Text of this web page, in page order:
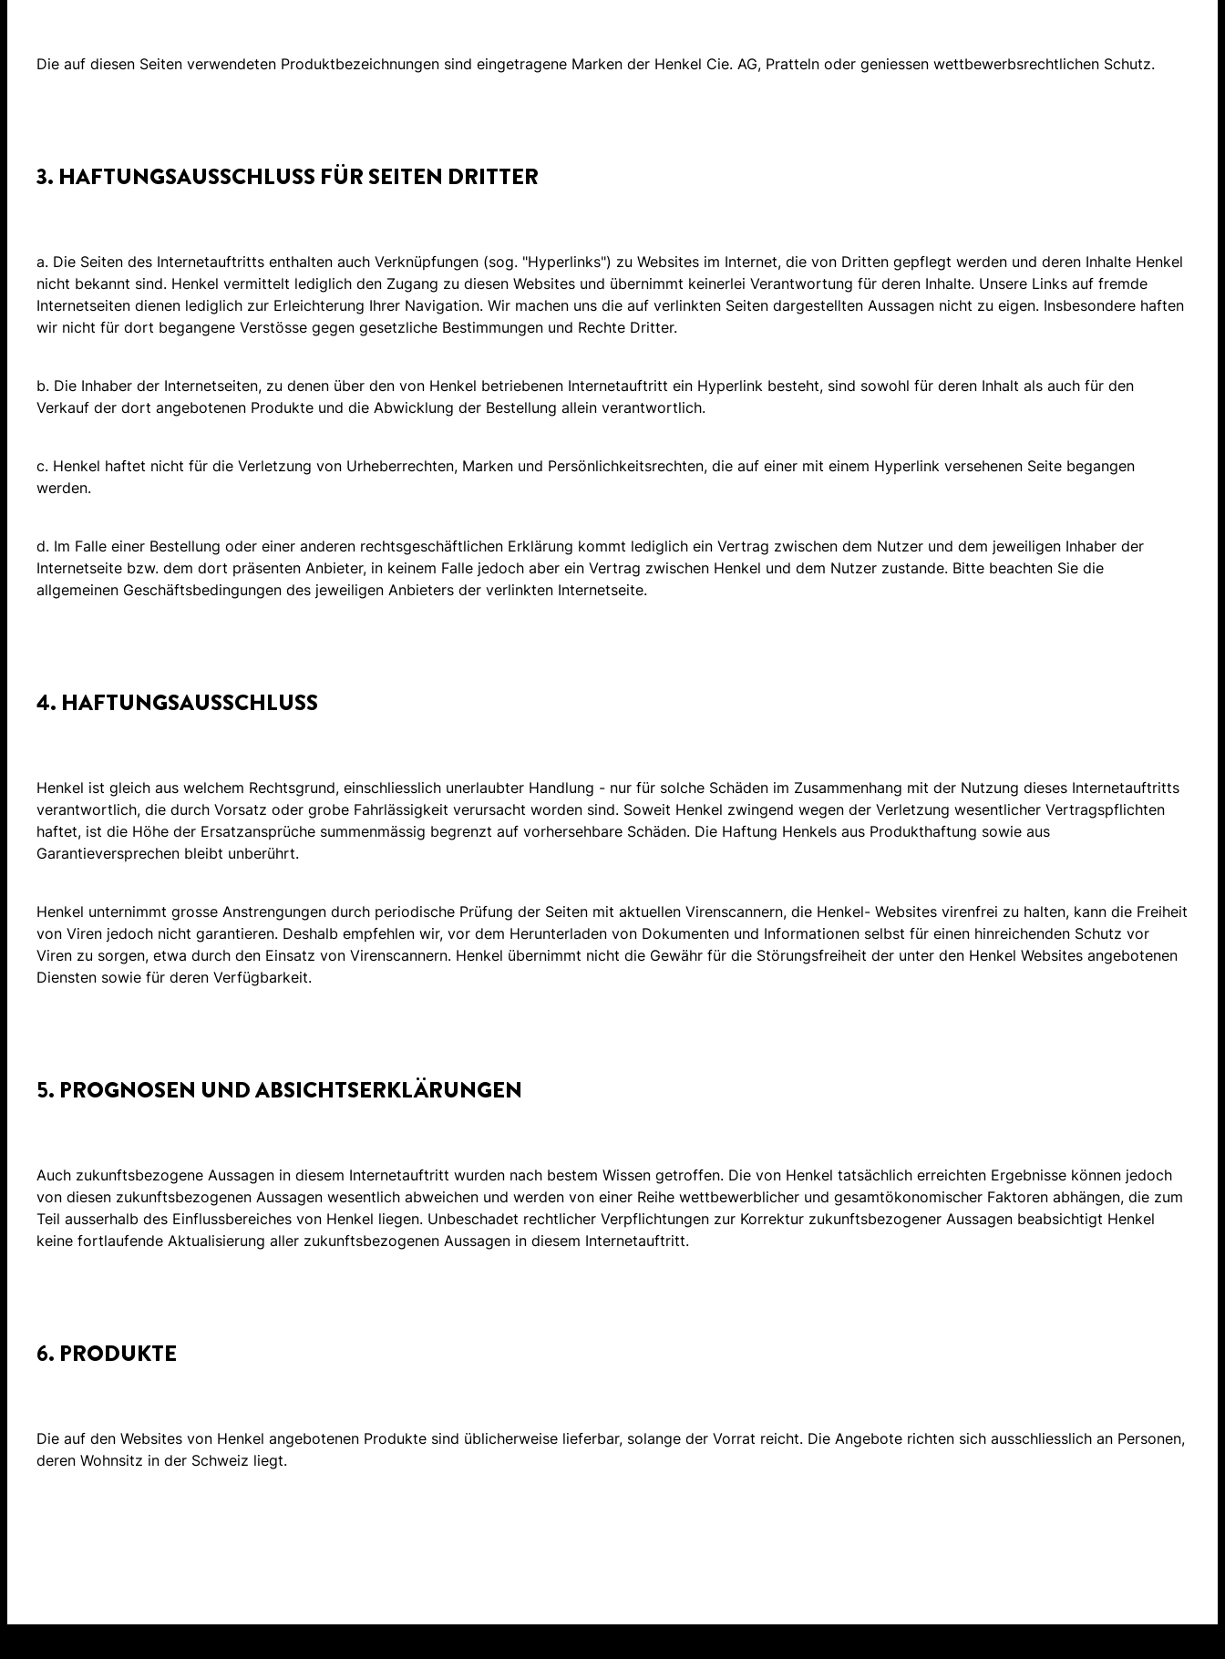
Die auf diesen Seiten verwendeten Produktbezeichnungen sind eingetragene Marken der Henkel Cie. AG, Pratteln oder geniessen wettbewerbsrechtlichen Schutz.
3. HAFTUNGSAUSSCHLUSS FÜR SEITEN DRITTER
a. Die Seiten des Internetauftritts enthalten auch Verknüpfungen (sog. "Hyperlinks") zu Websites im Internet, die von Dritten gepflegt werden und deren Inhalte Henkel
nicht bekannt sind. Henkel vermittelt lediglich den Zugang zu diesen Websites und übernimmt keinerlei Verantwortung für deren Inhalte. Unsere Links auf fremde
Internetseiten dienen lediglich zur Erleichterung Ihrer Navigation. Wir machen uns die auf verlinkten Seiten dargestellten Aussagen nicht zu eigen. Insbesondere haften
wir nicht für dort begangene Verstösse gegen gesetzliche Bestimmungen und Rechte Dritter.
b. Die Inhaber der Internetseiten, zu denen über den von Henkel betriebenen Internetauftritt ein Hyperlink besteht, sind sowohl für deren Inhalt als auch für den
Verkauf der dort angebotenen Produkte und die Abwicklung der Bestellung allein verantwortlich.
c. Henkel haftet nicht für die Verletzung von Urheberrechten, Marken und Persönlichkeitsrechten, die auf einer mit einem Hyperlink versehenen Seite begangen
werden.
d. Im Falle einer Bestellung oder einer anderen rechtsgeschäftlichen Erklärung kommt lediglich ein Vertrag zwischen dem Nutzer und dem jeweiligen Inhaber der
Internetseite bzw. dem dort präsenten Anbieter, in keinem Falle jedoch aber ein Vertrag zwischen Henkel und dem Nutzer zustande. Bitte beachten Sie die
allgemeinen Geschäftsbedingungen des jeweiligen Anbieters der verlinkten Internetseite.
4. HAFTUNGSAUSSCHLUSS
Henkel ist gleich aus welchem Rechtsgrund, einschliesslich unerlaubter Handlung - nur für solche Schäden im Zusammenhang mit der Nutzung dieses Internetauftritts
verantwortlich, die durch Vorsatz oder grobe Fahrlässigkeit verursacht worden sind. Soweit Henkel zwingend wegen der Verletzung wesentlicher Vertragspflichten
haftet, ist die Höhe der Ersatzansprüche summenmässig begrenzt auf vorhersehbare Schäden. Die Haftung Henkels aus Produkthaftung sowie aus
Garantieversprechen bleibt unberührt.
Henkel unternimmt grosse Anstrengungen durch periodische Prüfung der Seiten mit aktuellen Virenscannern, die Henkel- Websites virenfrei zu halten, kann die Freiheit
von Viren jedoch nicht garantieren. Deshalb empfehlen wir, vor dem Herunterladen von Dokumenten und Informationen selbst für einen hinreichenden Schutz vor
Viren zu sorgen, etwa durch den Einsatz von Virenscannern. Henkel übernimmt nicht die Gewähr für die Störungsfreiheit der unter den Henkel Websites angebotenen
Diensten sowie für deren Verfügbarkeit.
5. PROGNOSEN UND ABSICHTSERKLÄRUNGEN
Auch zukunftsbezogene Aussagen in diesem Internetauftritt wurden nach bestem Wissen getroffen. Die von Henkel tatsächlich erreichten Ergebnisse können jedoch
von diesen zukunftsbezogenen Aussagen wesentlich abweichen und werden von einer Reihe wettbewerblicher und gesamtökonomischer Faktoren abhängen, die zum
Teil ausserhalb des Einflussbereiches von Henkel liegen. Unbeschadet rechtlicher Verpflichtungen zur Korrektur zukunftsbezogener Aussagen beabsichtigt Henkel
keine fortlaufende Aktualisierung aller zukunftsbezogenen Aussagen in diesem Internetauftritt.
6. PRODUKTE
Die auf den Websites von Henkel angebotenen Produkte sind üblicherweise lieferbar, solange der Vorrat reicht. Die Angebote richten sich ausschliesslich an Personen,
deren Wohnsitz in der Schweiz liegt.